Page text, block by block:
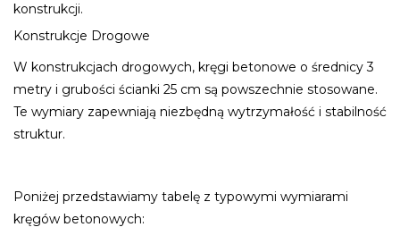
konstrukcji.
Konstrukcje Drogowe
W konstrukcjach drogowych, kręgi betonowe o średnicy 3
metry i grubości ścianki 25 cm są powszechnie stosowane.
Te wymiary zapewniają niezbędną wytrzymałość i stabilność
struktur.
Poniżej przedstawiamy tabelę z typowymi wymiarami
kręgów betonowych: